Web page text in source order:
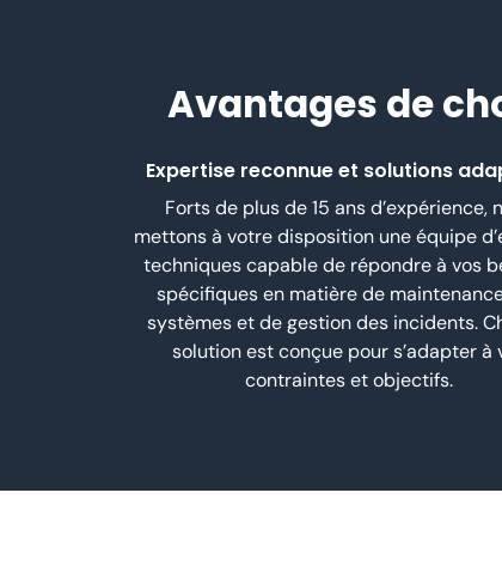
Avantages de
Expertise reconnue et solutions
Forts de plus de 15 ans d’expérience,
mettons à votre disposition une équipe
techniques capable de répondre à vos
spécifiques en matière de
systèmes et de gestion des incidents.
solution est conçue pour s’adapter à
contraintes et objectifs.